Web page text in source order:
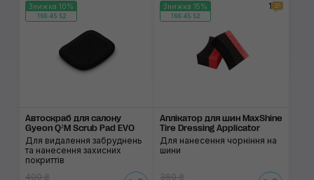
Знижка 10%
166:45:52
Автоскраб для салону
Gyeon Q²M Scrub Pad EVO
Для видалення забруднень
та нанесення захисних
покриттів
400 ₴
Знижка 15%
166:45:52
1
Аплікатор для шин MaxShine
Tire Dressing Applicator
Для нанесення чорніння на
шини
360 ₴